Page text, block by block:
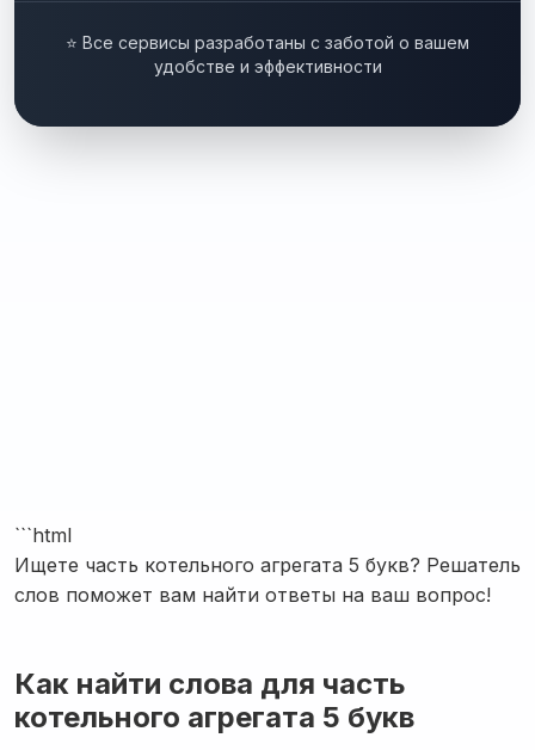
⭐ Все сервисы разработаны с заботой о вашем
удобстве и эффективности
```html
Ищете часть котельного агрегата 5 букв? Решатель
слов поможет вам найти ответы на ваш вопрос!
Как найти слова для часть
котельного агрегата 5 букв